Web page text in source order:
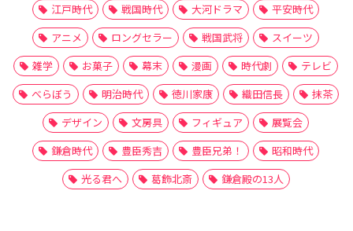
江戸時代 戦国時代 大河ドラマ
平安時代
アニメ
ロングセラー 戦国武将
スイーツ
雑学
お菓子 幕末 漫画 時代劇
テレビ
べらぼう
明治時代 徳川家康 織田信長
抹茶
デザイン
文房具 フィギュア
展覧会
鎌倉時代
豊臣秀吉 豊臣兄弟！
昭和時代
光る君へ
葛飾北斎 鎌倉殿の13人